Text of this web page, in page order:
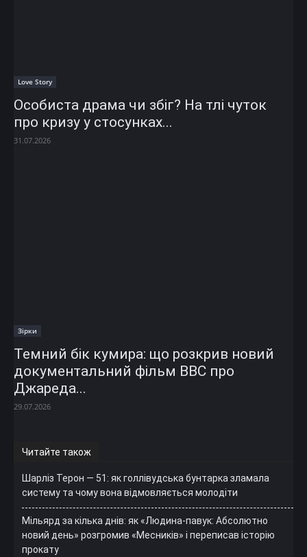
Love Story
Особиста драма чи збіг? На тлі чуток
про кризу у стосунках...
31.07.2026
Зірки
Темний бік кумира: що розкрив новий
документальний фільм ВВС про
Джареда...
29.07.2026
Читайте також
Шарліз Терон — 51: як голлівудська бунтарка зламала
систему та чому вона відмовляється молодіти
Мільярд за кілька днів: як «Людина-павук: Абсолютно
новий день» розгромив «Месників» і переписав історію
прокату